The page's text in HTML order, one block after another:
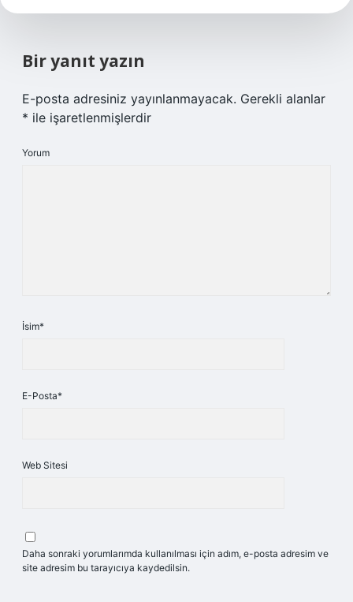
Bir yanıt yazın
E-posta adresiniz yayınlanmayacak. Gerekli alanlar
* ile işaretlenmişlerdir
Yorum
İsim*
E-Posta*
Web Sitesi
Daha sonraki yorumlarımda kullanılması için adım, e-posta adresim ve
site adresim bu tarayıcıya kaydedilsin.